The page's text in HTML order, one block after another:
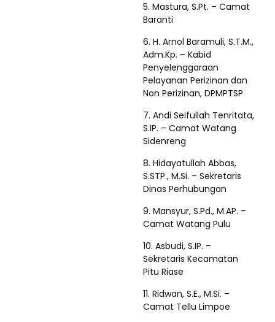
5. Mastura, S.Pt. – Camat
Baranti
6. H. Arnol Baramuli, S.T.M.,
Adm.Kp. – Kabid
Penyelenggaraan
Pelayanan Perizinan dan
Non Perizinan, DPMPTSP
7. Andi Seifullah Tenritata,
S.IP. – Camat Watang
Sidenreng
8. Hidayatullah Abbas,
S.STP., M.Si. – Sekretaris
Dinas Perhubungan
9. Mansyur, S.Pd., M.AP. –
Camat Watang Pulu
10. Asbudi, S.IP. –
Sekretaris Kecamatan
Pitu Riase
11. Ridwan, S.E., M.Si. –
Camat Tellu Limpoe